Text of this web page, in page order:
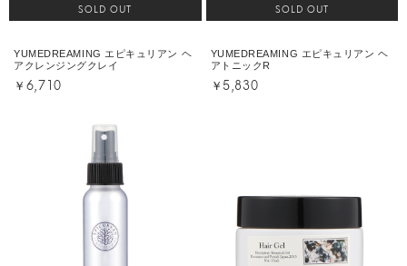
SOLD OUT
YUMEDREAMING エピキュリアン ヘ
アクレンジングクレイ
￥6,710
SOLD OUT
YUMEDREAMING エピキュリアン ヘ
アトニックR
￥5,830